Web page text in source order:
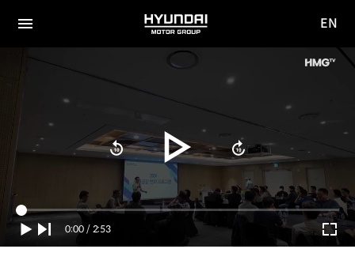
HYUNDAI
MOTOR
GROUP
사이
EN
Current
Time
0:00 / Duration
2:53